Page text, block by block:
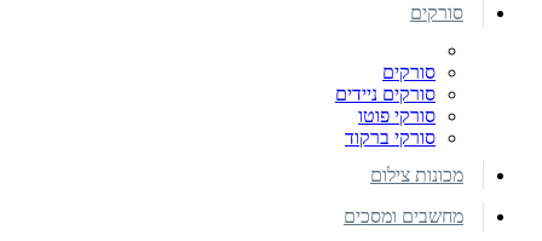
סורקים
סורקים
סורקים ניידים
סורקי פוטו
סורקי ברקוד
מכונות צילום
מחשבים ומסכים